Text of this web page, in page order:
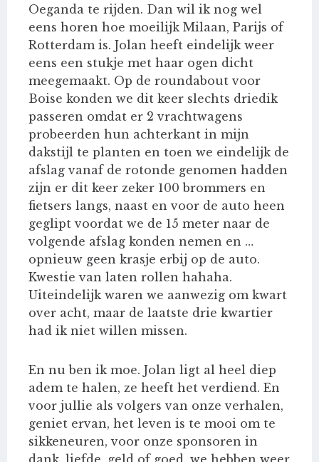
Oeganda te rijden. Dan wil ik nog wel
eens horen hoe moeilijk Milaan, Parijs of
Rotterdam is. Jolan heeft eindelijk weer
eens een stukje met haar ogen dicht
meegemaakt. Op de roundabout voor
Boise konden we dit keer slechts driedik
passeren omdat er 2 vrachtwagens
probeerden hun achterkant in mijn
dakstijl te planten en toen we eindelijk de
afslag vanaf de rotonde genomen hadden
zijn er dit keer zeker 100 brommers en
fietsers langs, naast en voor de auto heen
geglipt voordat we de 15 meter naar de
volgende afslag konden nemen en …
opnieuw geen krasje erbij op de auto.
Kwestie van laten rollen hahaha.
Uiteindelijk waren we aanwezig om kwart
over acht, maar de laatste drie kwartier
had ik niet willen missen.
En nu ben ik moe. Jolan ligt al heel diep
adem te halen, ze heeft het verdiend. En
voor jullie als volgers van onze verhalen,
geniet ervan, het leven is te mooi om te
sikkeneuren, voor onze sponsoren in